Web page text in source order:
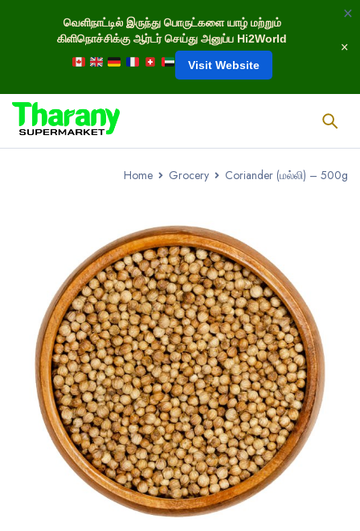
வெளிநாட்டில் இருந்து பொருட்களை யாழ் மற்றும்
கிளிநொச்சிக்கு ஆர்டர் செய்து அனுப்ப Hi2World
Visit Website
Home Grocery Coriander (மல்லி) – 500g